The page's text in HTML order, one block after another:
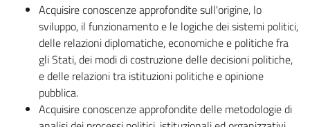
Acquisire conoscenze approfondite sull'origine, lo
sviluppo, il funzionamento e le logiche dei sistemi politici,
delle relazioni diplomatiche, economiche e politiche fra
gli Stati, dei modi di costruzione delle decisioni politiche,
e delle relazioni tra istituzioni politiche e opinione
pubblica.
Acquisire conoscenze approfondite delle metodologie di